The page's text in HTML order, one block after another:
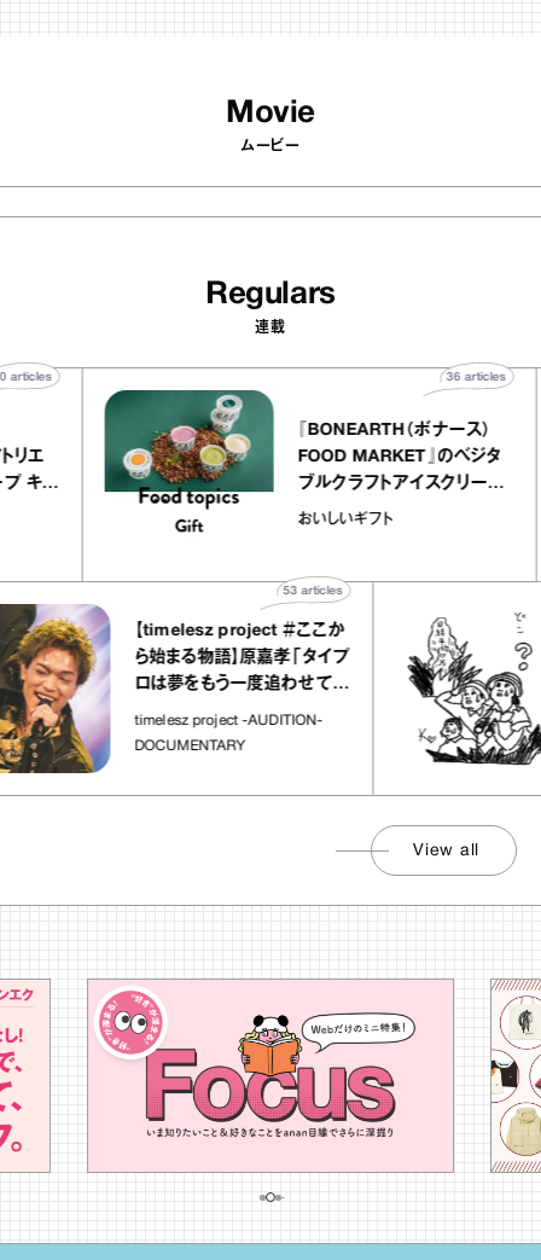
Movie
ムービー
Regulars
連載
ー アトリエ
クレープ キャ
40
『BONEARTH（ボナース
FOOD MARKET』のベ
ブルクラフトアイスクリ
｜真野知子の「おいしい
おいしいギフト
36
【timelesz project ＃ここか
ら始まる物語】原嘉孝「タイプ
ロは夢をもう一度追わせてく
れた場所」
timelesz project -AUDITION-
DOCUMENTARY
articles
View all